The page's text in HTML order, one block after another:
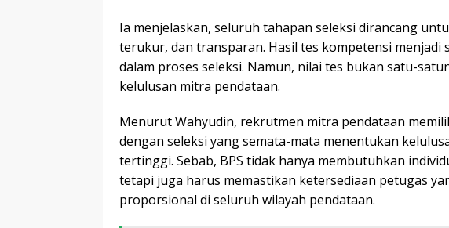
Ia menjelaskan, seluruh tahapan seleksi dirancang
terukur, dan transparan. Hasil tes kompetensi
dalam proses seleksi. Namun, nilai tes bukan satu-
kelulusan mitra pendataan.
Menurut Wahyudin, rekrutmen mitra pendataan
dengan seleksi yang semata-mata menentukan
tertinggi. Sebab, BPS tidak hanya membutuhkan
tetapi juga harus memastikan ketersediaan petugas
proporsional di seluruh wilayah pendataan.